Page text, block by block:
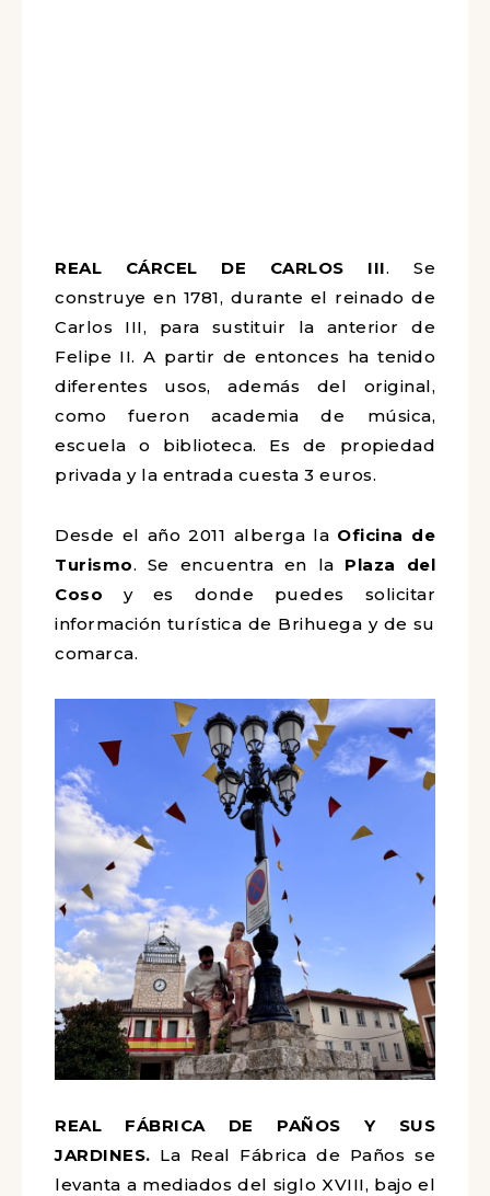
REAL CÁRCEL DE CARLOS III. Se
construye en 1781, durante el reinado de
Carlos III, para sustituir la anterior de
Felipe II. A partir de entonces ha tenido
diferentes usos, además del original,
como fueron academia de música,
escuela o biblioteca. Es de propiedad
privada y la entrada cuesta 3 euros.
Desde el año 2011 alberga la Oficina de
Turismo. Se encuentra en la Plaza del
Coso y es donde puedes solicitar
información turística de Brihuega y de su
comarca.
REAL FÁBRICA DE PAÑOS Y SUS
JARDINES. La Real Fábrica de Paños se
levanta a mediados del siglo XVIII, bajo el